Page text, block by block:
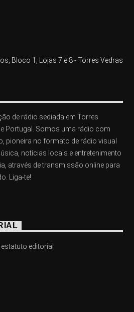
Bloco 1, Lojas 7 e 8 - Torres Vedras
de rádio sediada em Torres
Portugal. Somos uma rádio com
pioneira no formato de rádio visual
notícias locais e entretenimento
através de transmissão online para
Liga-te!
editorial